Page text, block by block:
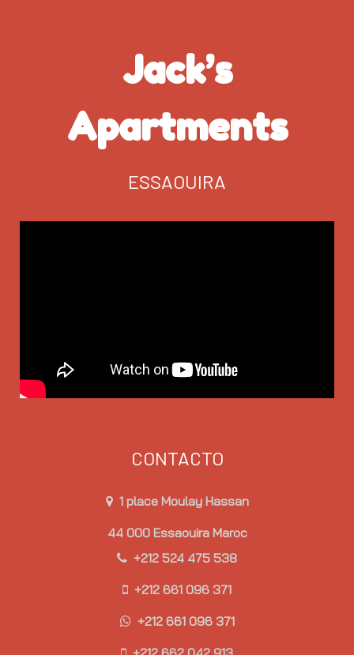
Jack’s
Apartments
ESSAOUIRA
CONTACTO
1 place Moulay Hassan
44 000 Essaouira Maroc
+212 524 475 538
+212 661 096 371
+212 661 096 371